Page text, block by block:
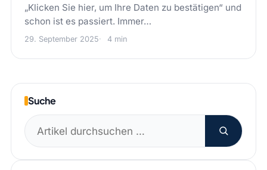
„Klicken Sie hier, um Ihre Daten zu bestätigen“ und
schon ist es passiert. Immer…
29. September 2025 4 min
Suche
Suchen
nach: